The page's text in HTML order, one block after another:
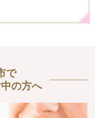
で
の方へ